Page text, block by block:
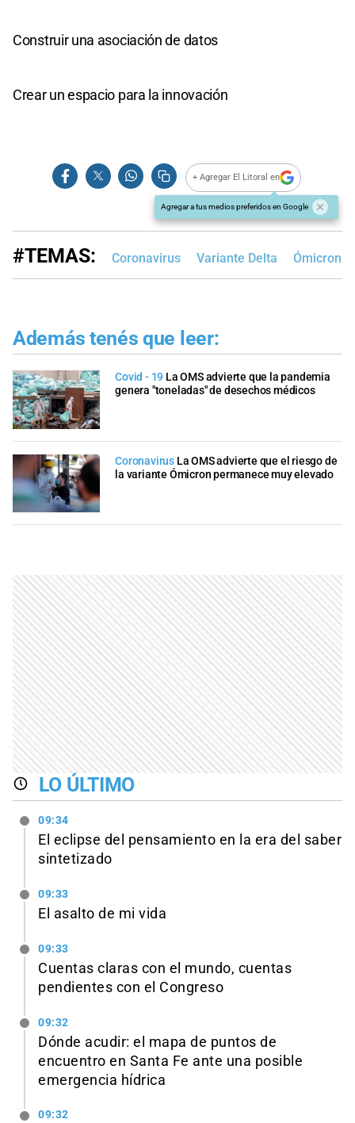
Construir una asociación de datos
Crear un espacio para la innovación
+ Agregar El Litoral en
Agregar a tus medios preferidos en Google
#TEMAS: Coronavirus Variante Delta Ómicron
Además tenés que leer:
Covid - 19 La OMS advierte que la pandemia
genera "toneladas" de desechos médicos
Coronavirus La OMS advierte que el riesgo de
la variante Ómicron permanece muy elevado
LO ÚLTIMO
09:34
El eclipse del pensamiento en la era del saber
sintetizado
09:33
El asalto de mi vida
09:33
Cuentas claras con el mundo, cuentas
pendientes con el Congreso
09:32
Dónde acudir: el mapa de puntos de
encuentro en Santa Fe ante una posible
emergencia hídrica
09:32